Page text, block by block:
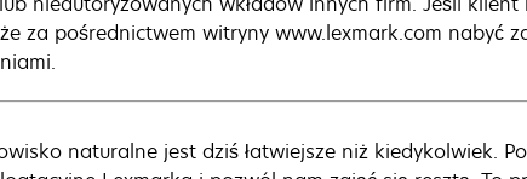
za pośrednictwem witryny www.lexmark.com nabyć
naturalne jest dziś łatwiejsze niż kiedykolwiek.